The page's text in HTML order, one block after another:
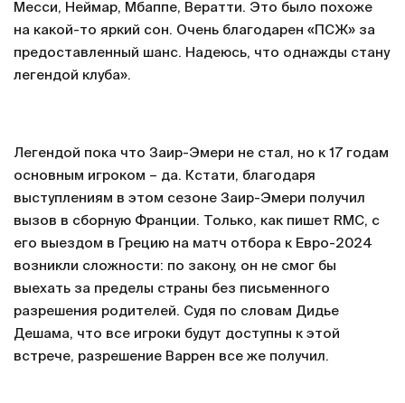
Месси, Неймар, Мбаппе, Вератти. Это было похоже
на какой-то яркий сон. Очень благодарен «ПСЖ» за
предоставленный шанс. Надеюсь, что однажды стану
легендой клуба».
Легендой пока что Заир-Эмери не стал, но к 17 годам
основным игроком – да. Кстати, благодаря
выступлениям в этом сезоне Заир-Эмери получил
вызов в сборную Франции. Только, как пишет RMC, с
его выездом в Грецию на матч отбора к Евро-2024
возникли сложности: по закону, он не смог бы
выехать за пределы страны без письменного
разрешения родителей. Судя по словам Дидье
Дешама, что все игроки будут доступны к этой
встрече, разрешение Варрен все же получил.